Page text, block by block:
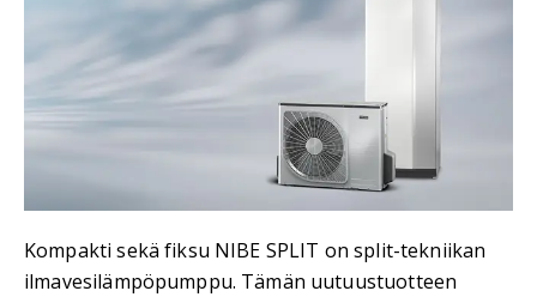
Kompakti sekä fiksu NIBE SPLIT on split-tekniikan
ilmavesilämpöpumppu. Tämän uutuustuotteen